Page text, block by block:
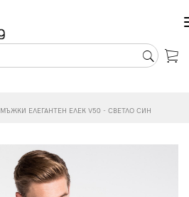
МЪЖКИ ЕЛЕГАНТЕН ЕЛЕК V50 - СВЕТЛО СИН